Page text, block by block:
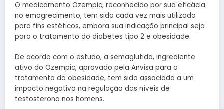
O medicamento Ozempic, reconhecido por sua eficácia
no emagrecimento, tem sido cada vez mais utilizado
para fins estéticos, embora sua indicação principal seja
para o tratamento do diabetes tipo 2 e obesidade.
De acordo com o estudo, a semaglutida, ingrediente
ativo do Ozempic, aprovado pela Anvisa para o
tratamento da obesidade, tem sido associada a um
impacto negativo na regulação dos níveis de
testosterona nos homens.